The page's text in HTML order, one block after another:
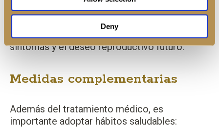
Deny
personalizado y
multidisciplinario, considerando la edad, los
síntomas y el deseo reproductivo futuro.
Medidas complementarias
Además del tratamiento médico, es
importante adoptar hábitos saludables: